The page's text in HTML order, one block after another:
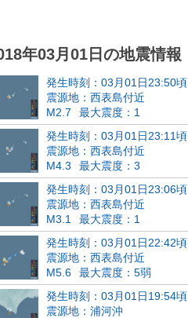
年03月01日の地震情報
発生時刻：03月01日23:50頃
震源地：西表島付近
M2.7
最大震度：1
発生時刻：03月01日23:11頃
震源地：西表島付近
M4.3
最大震度：3
発生時刻：03月01日23:06頃
震源地：西表島付近
M3.1
最大震度：1
発生時刻：03月01日22:42頃
震源地：西表島付近
M5.6
最大震度：5弱
発生時刻：03月01日19:54頃
震源地：浦河沖